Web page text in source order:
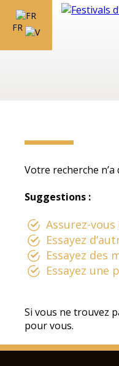
FR
Votre recherche
Suggestions :
Assurez-
Essayez
Essayez des
Essayez une
Si vous ne trouvez
pour vous.